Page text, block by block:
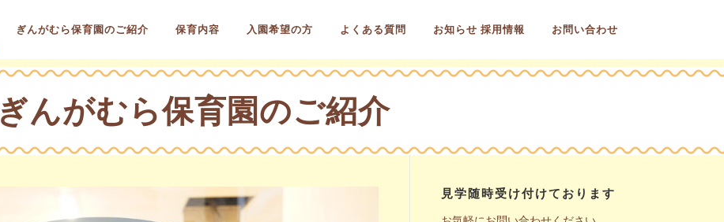
ぎんがむら保育園のご紹介 保育内容 入園希望の方 よくある質問 お知らせ 採用情報 お問い合わせ
ぎんがむら保育園のご紹介
見学随時受け付けております